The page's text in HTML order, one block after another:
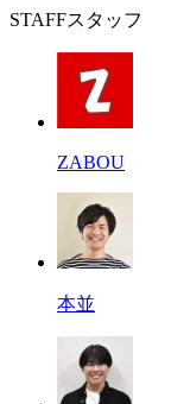
STAFFスタッフ
ZABOU
本並